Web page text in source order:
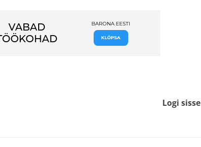
Logi sisse